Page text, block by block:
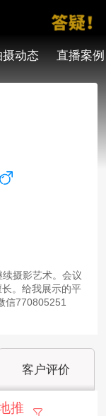
摄动态 直播案例
摄影艺术。会议
。给我展示的平
信770805251
客户评价
推